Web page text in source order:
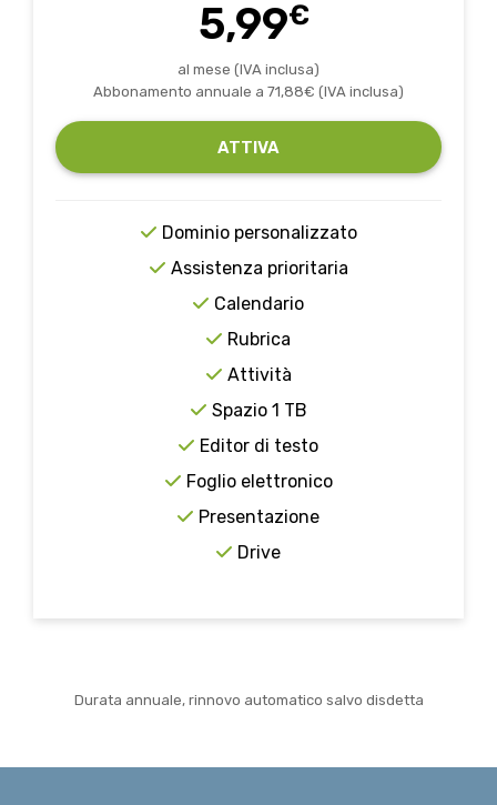
5,99€
al mese (IVA inclusa)
Abbonamento annuale a 71,88€ (IVA inclusa)
ATTIVA
Dominio personalizzato
Assistenza prioritaria
Calendario
Rubrica
Attività
Spazio 1 TB
Editor di testo
Foglio elettronico
Presentazione
Drive
Durata annuale, rinnovo automatico salvo disdetta